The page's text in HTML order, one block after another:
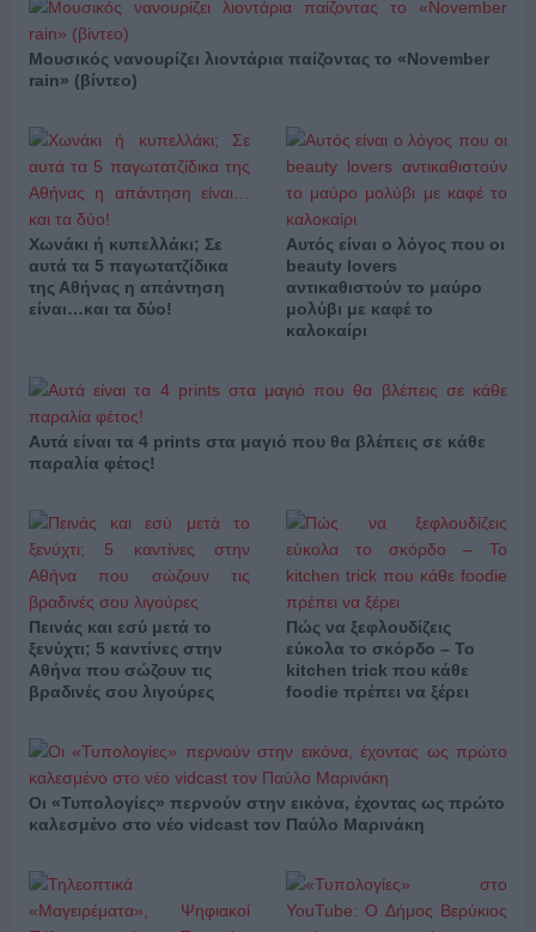
Μουσικός νανουρίζει λιοντάρια παίζοντας το «November
rain» (βίντεο)
Χωνάκι ή κυπελλάκι; Σε
αυτά τα 5 παγωτατζίδικα
της Αθήνας η απάντηση
είναι…και τα δύο!
Αυτός είναι ο λόγος που οι
beauty lovers
αντικαθιστούν το μαύρο
μολύβι με καφέ το
καλοκαίρι
Αυτά είναι τα 4 prints στα μαγιό που θα βλέπεις σε κάθε
παραλία φέτος!
Πεινάς και εσύ μετά το
ξενύχτι; 5 καντίνες στην
Αθήνα που σώζουν τις
βραδινές σου λιγούρες
Πώς να ξεφλουδίζεις
εύκολα το σκόρδο – Το
kitchen trick που κάθε
foodie πρέπει να ξέρει
Οι «Τυπολογίες» περνούν στην εικόνα, έχοντας ως πρώτο
καλεσμένο στο νέο vidcast τον Παύλο Μαρινάκη